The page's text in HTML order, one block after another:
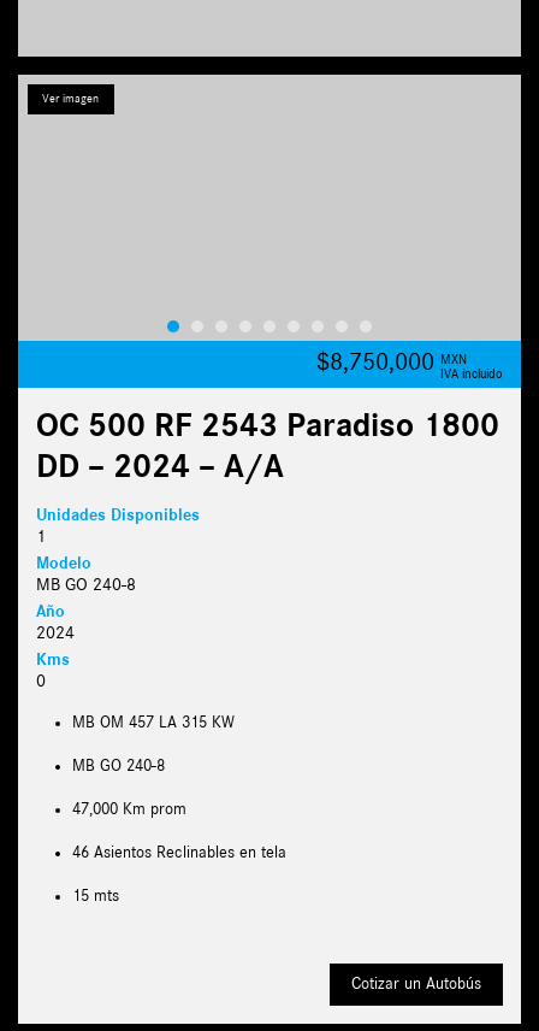
Ver imagen
$8,750,000
MXN
IVA incluido
OC 500 RF 2543 Paradiso 1800
DD – 2024 – A/A
Unidades Disponibles
1
Modelo
MB GO 240-8
Año
2024
Kms
0
MB OM 457 LA 315 KW
MB GO 240-8
47,000 Km prom
46 Asientos Reclinables en tela
15 mts
Cotizar un Autobús